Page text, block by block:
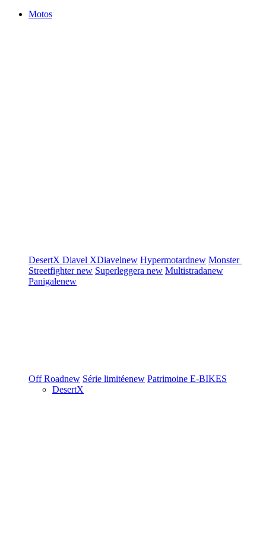
Motos
DesertX Diavel XDiavelnew Hypermotardnew Monster
Streetfighternew Superleggera new Multistradanew
Panigalenew
Off Roadnew Série limitéenew Patrimoine E-BIKES
DesertX